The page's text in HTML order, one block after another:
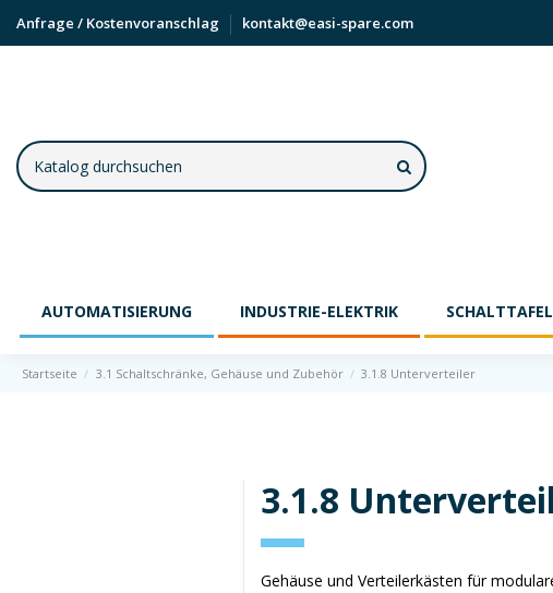
Anfrage / Kostenvoranschlag kontakt@easi-spare.com
AUTOMATISIERUNG INDUSTRIE-ELEKTRIK
Startseite 3.1 Schaltschränke, Gehäuse und Zubehör 3.1.8 Unterverteiler
3.1.8
Gehäuse und Verteilerkästen für